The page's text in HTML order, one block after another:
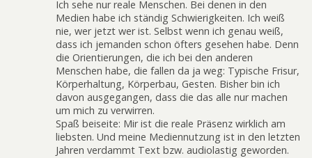
Ich sehe nur reale Menschen. Bei denen in den
Medien habe ich ständig Schwierigkeiten. Ich weiß
nie, wer jetzt wer ist. Selbst wenn ich genau weiß,
dass ich jemanden schon öfters gesehen habe. Denn
die Orientierungen, die ich bei den anderen
Menschen habe, die fallen da ja weg: Typische Frisur,
Körperhaltung, Körperbau, Gesten. Bisher bin ich
davon ausgegangen, dass die das alle nur machen
um mich zu verwirren.
Spaß beiseite: Mir ist die reale Präsenz wirklich am
liebsten. Und meine Mediennutzung ist in den letzten
Jahren verdammt Text bzw. audiolastig geworden.